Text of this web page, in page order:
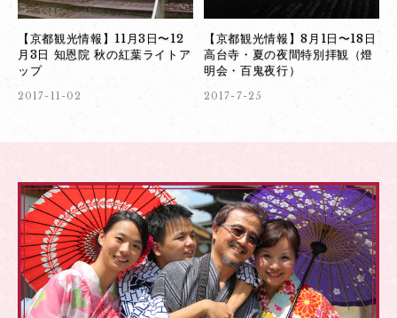
【京都観光情報】11月3日〜12
月3日 知恩院 秋の紅葉ライトア
ップ
2017-11-02
【京都観光情報】8月1日〜18日
高台寺・夏の夜間特別拝観（燈
明会・百鬼夜行）
2017-7-25